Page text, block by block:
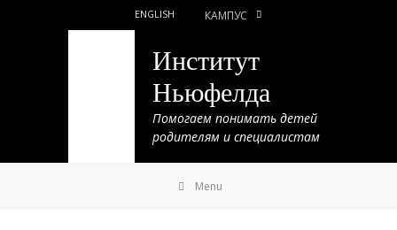
ENGLISH КАМПУС 
Институт
Ньюфелда
Помогаем понимать детей
родителям и специалистам
to
Menu